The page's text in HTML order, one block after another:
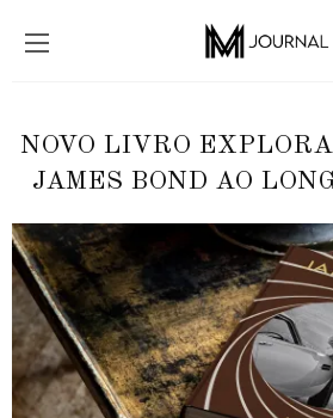
NOVO LIVRO
JAMES BOND AO